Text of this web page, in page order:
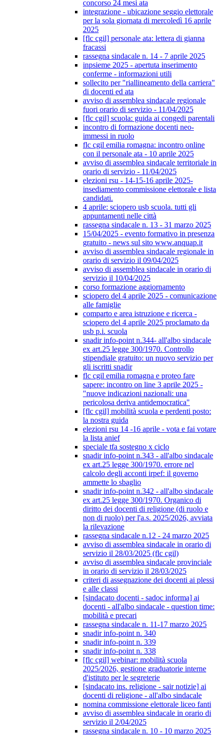
concorso 24 mesi ata
integrazione - ubicazione seggio elettorale
per la sola giornata di mercoledì 16 aprile
2025
[flc cgil] personale ata: lettera di gianna
fracassi
rassegna sindacale n. 14 - 7 aprile 2025
inpsieme 2025 - apertuta inserimento
conferme - informazioni utili
sollecito per "riallineamento della carriera"
di docenti ed ata
avviso di assemblea sindacale regionale
fuori orario di servizio - 11/04/2025
[flc cgil] scuola: guida ai congedi parentali
incontro di formazione docenti neo-
immessi in ruolo
flc cgil emilia romagna: incontro online
con il personale ata - 10 aprile 2025
avviso di assemblea sindacale territoriale in
orario di servizio - 11/04/2025
elezioni rsu - 14-15-16 aprile 2025-
insediamento commissione elettorale e lista
candidati.
4 aprile: sciopero usb scuola. tutti gli
appuntamenti nelle città
rassegna sindacale n. 13 - 31 marzo 2025
15/04/2025 - evento formativo in presenza
gratuito - news sul sito www.anquap.it
avviso di assemblea sindacale regionale in
orario di servizio il 09/04/2025
avviso di assemblea sindacale in orario di
servizio il 10/04/2025
corso formazione aggiornamento
sciopero del 4 aprile 2025 - comunicazione
alle famiglie
comparto e area istruzione e ricerca -
sciopero del 4 aprile 2025 proclamato da
usb p.i. scuola
snadir info-point n.344- all'albo sindacale
ex art.25 legge 300/1970. Controllo
stipendiale gratuito: un nuovo servizio per
gli iscritti snadir
flc cgil emilia romagna e proteo fare
sapere: incontro on line 3 aprile 2025 -
"nuove indicazioni nazionali: una
pericolosa deriva antidemocratica"
[flc cgil] mobilità scuola e perdenti posto:
la nostra guida
elezioni rsu 14 -16 aprile - vota e fai votare
la lista anief
speciale tfa sostegno x ciclo
snadir info-point n.343 - all'albo sindacale
ex art.25 legge 300/1970. errore nel
calcolo degli acconti irpef: il governo
ammette lo sbaglio
snadir info-point n.342 - all'albo sindacale
ex art.25 legge 300/1970. Organico di
diritto dei docenti di religione (di ruolo e
non di ruolo) per l'a.s. 2025/2026, avviata
la rilevazione
rassegna sindacale n.12 - 24 marzo 2025
avviso di assemblea sindacale in orario di
servizio il 28/03/2025 (flc cgil)
avviso di assemblea sindacale provinciale
in orario di servizio il 28/03/2025
criteri di assegnazione dei docenti ai plessi
e alle classi
[sindacato docenti - sadoc informa] ai
docenti - all'albo sindacale - question time:
mobilità e precari
rassegna sindacale n. 11-17 marzo 2025
snadir info-point n. 340
snadir info-point n. 339
snadir info-point n. 338
[flc cgil] webinar: mobilità scuola
2025/2026, gestione graduatorie interne
d'istituto per le segreterie
[sindacato ins. religione - sair notizie] ai
docenti di religione - all'albo sindacale
nomina commissione elettorale liceo fanti
avviso di assemblea sindacale in orario di
servizio il 2/04/2025
rassegna sindacale n. 10 - 10 marzo 2025